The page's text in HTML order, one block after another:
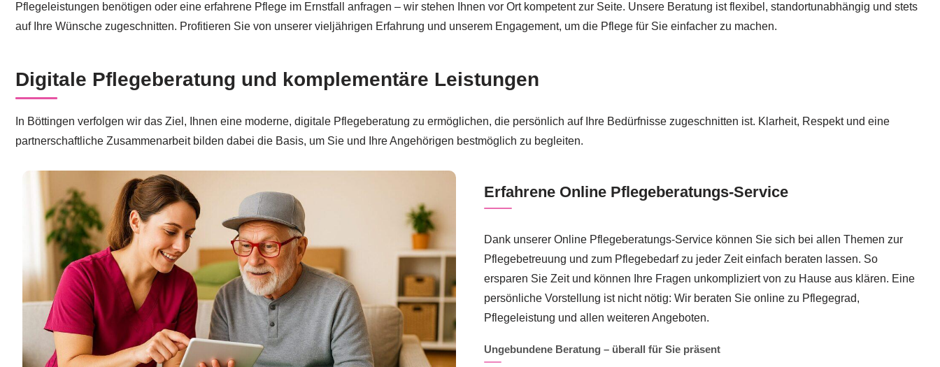
Pflegeleistungen benötigen oder eine erfahrene Pflege im Ernstfall anfragen – wir stehen Ihnen vor Ort kompetent zur Seite. Unsere Beratung ist flexibel, standortunabhängig und stets
auf Ihre Wünsche zugeschnitten. Profitieren Sie von unserer vieljährigen Erfahrung und unserem Engagement, um die Pflege für Sie einfacher zu machen.
Digitale Pflegeberatung und komplementäre Leistungen
In Böttingen verfolgen wir das Ziel, Ihnen eine moderne, digitale Pflegeberatung zu ermöglichen, die persönlich auf Ihre Bedürfnisse zugeschnitten ist. Klarheit, Respekt und eine
partnerschaftliche Zusammenarbeit bilden dabei die Basis, um Sie und Ihre Angehörigen bestmöglich zu begleiten.
Erfahrene Online Pflegeberatungs-Service
Dank unserer Online Pflegeberatungs-Service können Sie sich bei allen Themen zur
Pflegebetreuung und zum Pflegebedarf zu jeder Zeit einfach beraten lassen. So
ersparen Sie Zeit und können Ihre Fragen unkompliziert von zu Hause aus klären. Eine
persönliche Vorstellung ist nicht nötig: Wir beraten Sie online zu Pflegegrad,
Pflegeleistung und allen weiteren Angeboten.
Ungebundene Beratung – überall für Sie präsent